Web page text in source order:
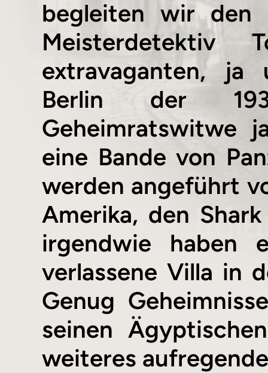
begleiten wir den
extravaganten, ja
Berlin der
Geheimratswitwe
eine Bande von
werden angeführt
Amerika, den
irgendwie haben
verlassene Villa in
Genug
seinen
weiteres